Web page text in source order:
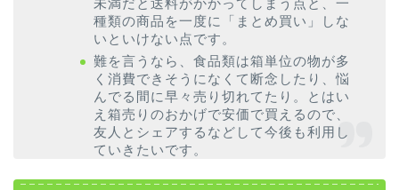
未満だと送料がかかってしまう点と、一
種類の商品を一度に「まとめ買い」しな
いといけない点です。
難を言うなら、食品類は箱単位の物が多
く消費できそうになくて断念したり、悩
んでる間に早々売り切れてたり。とはい
え箱売りのおかげで安価で買えるので、
友人とシェアするなどして今後も利用し
ていきたいです。